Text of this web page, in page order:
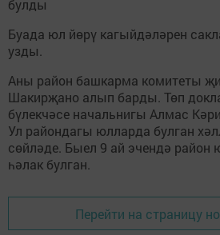
булды
Буада юл йөрү кагыйдәләрен
узды.
Аны район башкарма комитеты
Шакирҗано алып барды. Төп
бүлекчәсе начальнигы Алмас
Ул райондагы юлларда булган
сөйләде. Быел 9 ай эчендә
һәлак булган.
Перейти на страницу